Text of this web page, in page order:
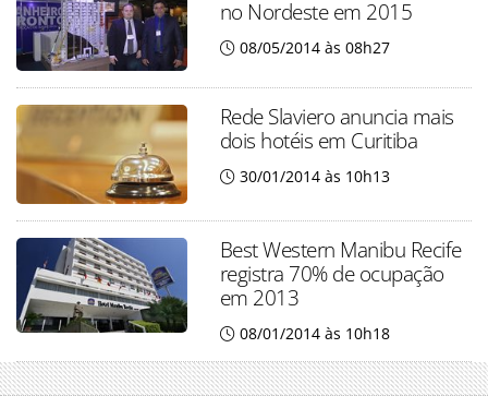
no Nordeste em 2015
08/05/2014 às 08h27
Rede Slaviero anuncia mais
dois hotéis em Curitiba
30/01/2014 às 10h13
Best Western Manibu Recife
registra 70% de ocupação
em 2013
08/01/2014 às 10h18